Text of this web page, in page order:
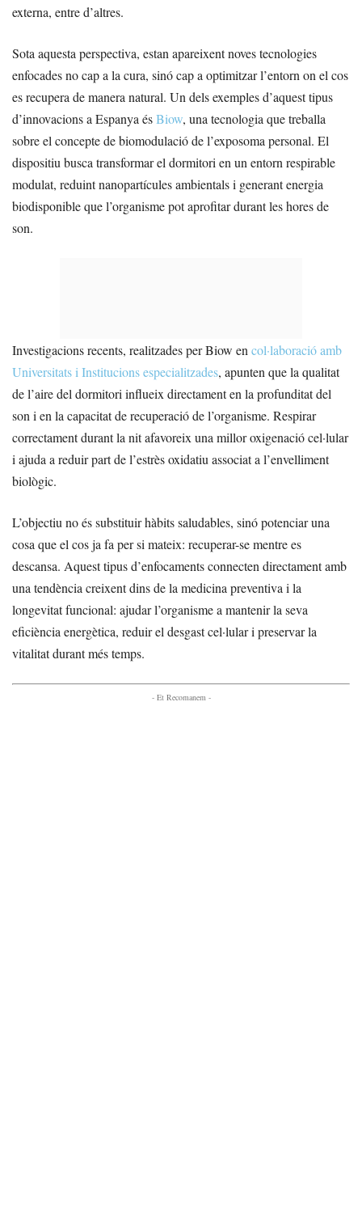
externa, entre d’altres.
Sota aquesta perspectiva, estan apareixent noves tecnologies
enfocades no cap a la cura, sinó cap a optimitzar l’entorn on el cos
es recupera de manera natural. Un dels exemples d’aquest tipus
d’innovacions a Espanya ésBiow, una tecnologia que treballa
sobre el concepte de biomodulació de l’exposoma personal. El
dispositiu busca transformar el dormitori en un entorn respirable
modulat, reduint nanopartícules ambientals i generant energia
biodisponible que l’organisme pot aprofitar durant les hores de
son.
Investigacions recents, realitzades per Biow en col·laboració amb
Universitats i Institucions especialitzades, apunten que la qualitat
de l’aire del dormitori influeix directament en la profunditat del
son i en la capacitat de recuperació de l’organisme. Respirar
correctament durant la nit afavoreix una millor oxigenació cel·lular
i ajuda a reduir part de l’estrès oxidatiu associat a l’envelliment
biològic.
L’objectiu no és substituir hàbits saludables, sinó potenciar una
cosa que el cos ja fa per si mateix: recuperar-se mentre es
descansa. Aquest tipus d’enfocaments connecten directament amb
una tendència creixent dins de la medicina preventiva i la
longevitat funcional: ajudar l’organisme a mantenir la seva
eficiència energètica, reduir el desgast cel·lular i preservar la
vitalitat durant més temps.
- Et Recomanem -